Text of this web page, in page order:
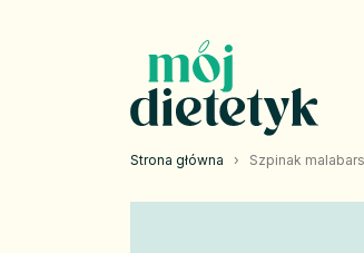
Strona główna › Szpinak